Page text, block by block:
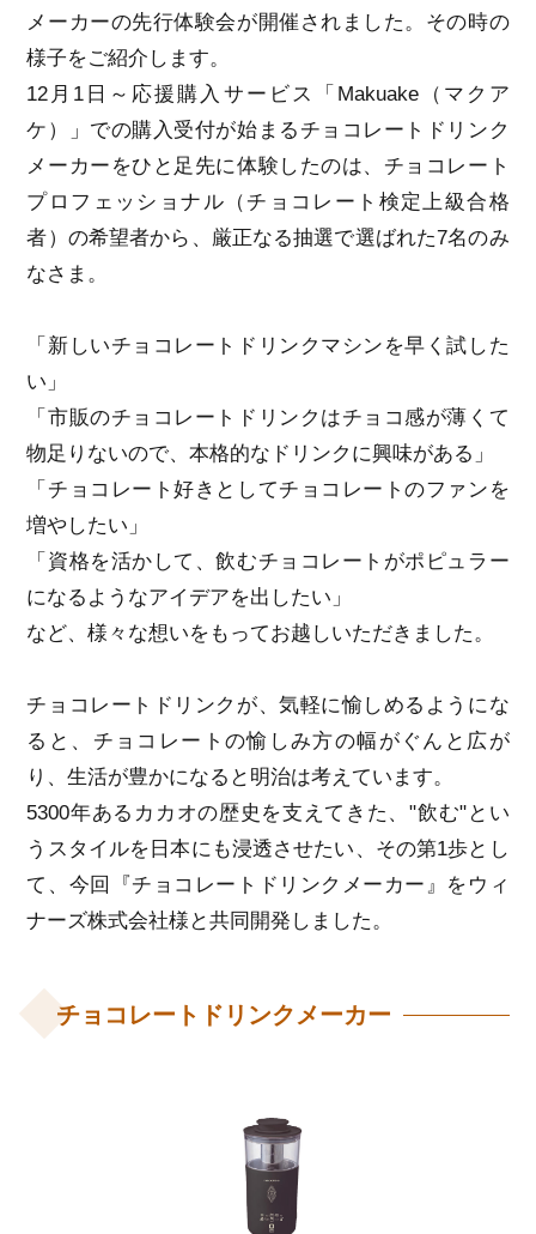
メーカーの先行体験会が開催されました。その時の
様子をご紹介します。
12月1日～応援購入サービス「Makuake（マクア
ケ）」での購入受付が始まるチョコレートドリンク
メーカーをひと足先に体験したのは、チョコレート
プロフェッショナル（チョコレート検定上級合格
者）の希望者から、厳正なる抽選で選ばれた7名のみ
なさま。
「新しいチョコレートドリンクマシンを早く試した
い」
「市販のチョコレートドリンクはチョコ感が薄くて
物足りないので、本格的なドリンクに興味がある」
「チョコレート好きとしてチョコレートのファンを
増やしたい」
「資格を活かして、飲むチョコレートがポピュラー
になるようなアイデアを出したい」
など、様々な想いをもってお越しいただきました。
チョコレートドリンクが、気軽に愉しめるようにな
ると、チョコレートの愉しみ方の幅がぐんと広が
り、生活が豊かになると明治は考えています。
5300年あるカカオの歴史を支えてきた、"飲む"とい
うスタイルを日本にも浸透させたい、その第1歩とし
て、今回『チョコレートドリンクメーカー』をウィ
ナーズ株式会社様と共同開発しました。
チョコレートドリンクメーカー